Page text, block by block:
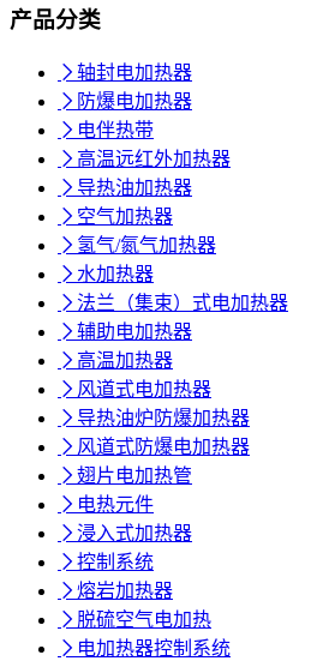
产品分类
 轴封电加热器
 防爆电加热器
 电伴热带
 高温远红外加热器
 导热油加热器
 空气加热器
 氢气/氮气加热器
 水加热器
 法兰（集束）式电加热器
 辅助电加热器
 高温加热器
 风道式电加热器
 导热油炉防爆加热器
 风道式防爆电加热器
 翅片电加热管
 电热元件
 浸入式加热器
 控制系统
 熔岩加热器
 脱硫空气电加热
 电加热器控制系统